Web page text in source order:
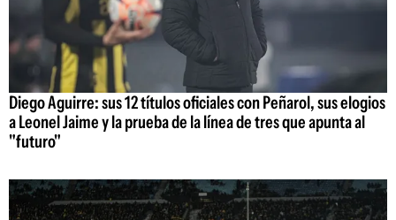
Diego Aguirre: sus 12 títulos oficiales con Peñarol, sus elogios
a Leonel Jaime y la prueba de la línea de tres que apunta al
"futuro"